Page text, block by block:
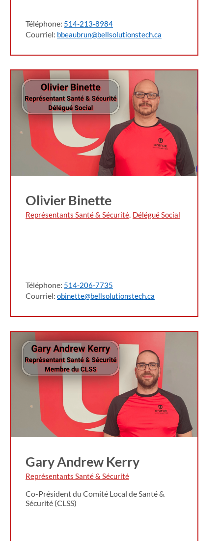
Téléphone: 514-213-8984
Courriel: bbeaubrun@bellsolutionstech.ca
Olivier Binette
Représentants Santé & Sécurité, Délégué Social
Téléphone: 514-206-7735
Courriel: obinette@bellsolutionstech.ca
Gary Andrew Kerry
Représentants Santé & Sécurité
Co-Président du Comité Local de Santé &
Sécurité (CLSS)